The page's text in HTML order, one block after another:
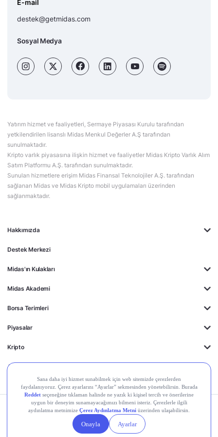
Hakkımızda
Destek Merkezi
Midas'ın Kulakları
Midas Akademi
Borsa Terimleri
Piyasalar
Kripto
Ayrıcalıklar
E-mail
destek@getmidas.com
Sosyal Medya
Yatırım hizmet ve faaliyetleri, Sermaye Piyasası Kurulu tarafından
yetkilendirilen lisanslı Midas Menkul Değerler A.Ş tarafından
sunulmaktadır.
Kripto varlık piyasasına ilişkin hizmet ve faaliyetler Midas Kripto Varlık Alım
Satım Platformu A.Ş. tarafından sunulmaktadır.
Sunulan hizmetlere erişim Midas Finansal Teknolojiler A.Ş. tarafından
sağlanan Midas ve Midas Kripto mobil uygulamaları üzerinden
sağlanmaktadır.
Kişisel Verilerin
Gizlilik
Politikası
Yasal
Duyurular
Çerez